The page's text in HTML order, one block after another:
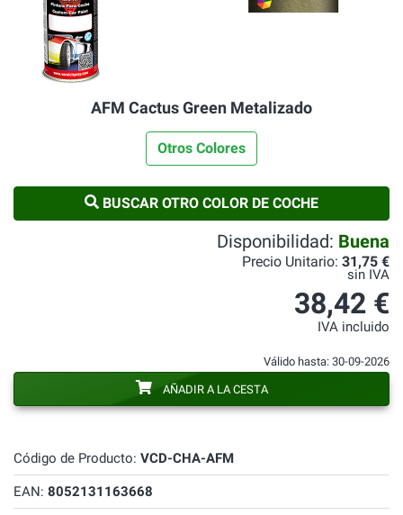
AFM Cactus Green Metalizado
Otros Colores
BUSCAR OTRO COLOR DE COCHE
Código de Producto: VCD-CHA-AFM
EAN: 8052131163668
Disponibilidad: Buena
Precio Unitario: 31,75 €
sin IVA
38,42 €
IVA incluido
Válido hasta: 30-09-2026
AÑADIR A LA CESTA